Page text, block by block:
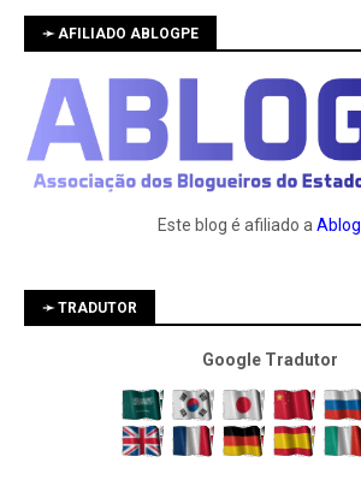
➛ AFILIADO ABLOGPE
Este blog é afiliado aAblog
➛ TRADUTOR
Google Tradutor